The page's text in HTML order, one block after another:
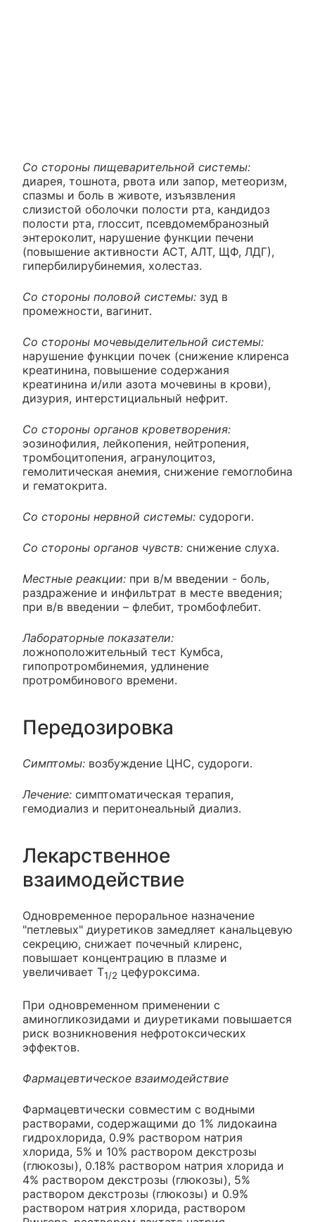
Со стороны пищеварительной системы:
диарея, тошнота, рвота или запор, метеоризм,
спазмы и боль в животе, изъязвления
слизистой оболочки полости рта, кандидоз
полости рта, глоссит, псевдомембранозный
энтероколит, нарушение функции печени
(повышение активности АСТ, АЛТ, ЩФ, ЛДГ),
гипербилирубинемия, холестаз.
Со стороны половой системы: зуд в
промежности, вагинит.
Со стороны мочевыделительной системы:
нарушение функции почек (снижение клиренса
креатинина, повышение содержания
креатинина и/или азота мочевины в крови),
дизурия, интерстициальный нефрит.
Со стороны органов кроветворения:
эозинофилия, лейкопения, нейтропения,
тромбоцитопения, агранулоцитоз,
гемолитическая анемия, снижение гемоглобина
и гематокрита.
Со стороны нервной системы: судороги.
Со стороны органов чувств: снижение слуха.
Местные реакции: при в/м введении - боль,
раздражение и инфильтрат в месте введения;
при в/в введении – флебит, тромбофлебит.
Лабораторные показатели:
ложноположительный тест Кумбса,
гипопротромбинемия, удлинение
протромбинового времени.
Передозировка
Симптомы: возбуждение ЦНС, судороги.
Лечение: симптоматическая терапия,
гемодиализ и перитонеальный диализ.
Лекарственное
взаимодействие
Одновременное пероральное назначение
"петлевых" диуретиков замедляет канальцевую
секрецию, снижает почечный клиренс,
повышает концентрацию в плазме и
увеличивает T1/2 цефуроксима.
При одновременном применении с
аминогликозидами и диуретиками повышается
риск возникновения нефротоксических
эффектов.
Фармацевтическое взаимодействие
Фармацевтически совместим с водными
растворами, содержащими до 1% лидокаина
гидрохлорида, 0.9% раствором натрия
хлорида, 5% и 10% раствором декстрозы
(глюкозы), 0.18% раствором натрия хлорида и
4% раствором декстрозы (глюкозы), 5%
раствором декстрозы (глюкозы) и 0.9%
раствором натрия хлорида, раствором